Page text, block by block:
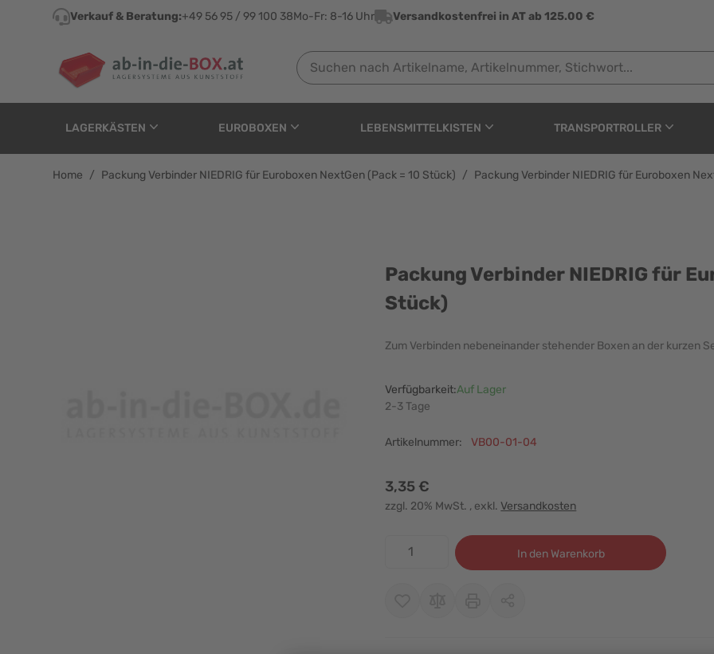
Direkt zum Inhalt
Verkauf & Beratung:+49 56 95 / 99 100 38Mo-Fr: 8-16 Uhr Versandkostenfrei in AT ab 125.00 €
Suchen nach Artikelname, Artikelnummer, Stichwort...
LAGERKÄSTEN EUROBOXEN LEBENSMITTELKISTEN TRANSPORTROLLER
Home / Packung Verbinder NIEDRIG für Euroboxen NextGen (Pack = 10 Stück) / Packung Verbinder NIEDRIG für Euroboxen
Packung Verbinder NIEDRIG für Euroboxen
Packung Verbinder NIEDRIG für
Stück)
Zum Verbinden nebeneinander stehender Boxen an der kurzen
Verfügbarkeit:Auf Lager
2-3 Tage
Artikelnummer: VB00-01-04
3,35 €
zzgl. 20% MwSt. , exkl. Versandkosten
In den Warenkorb